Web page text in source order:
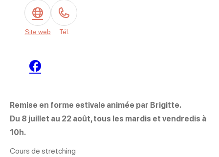
Remise en forme estivale animée par Brigitte.
Du 8 juillet au 22 août, tous les mardis et vendredis à
10h.
Cours de stretching
Site web Tél.
Facebook